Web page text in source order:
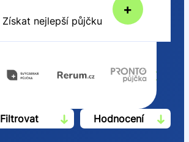
+
Získat nejlepší půjčku
›
Filtrovat Hodnocení